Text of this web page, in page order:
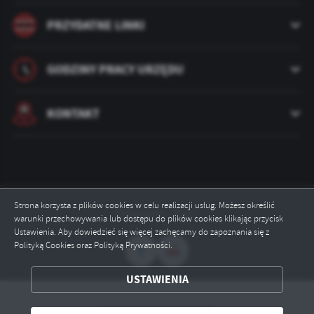
Strona korzysta z plików cookies w celu realizacji usług. Możesz określić
warunki przechowywania lub dostępu do plików cookies klikając przycisk
Ustawienia. Aby dowiedzieć się więcej zachęcamy do zapoznania się z
Polityką Cookies oraz Polityką Prywatności.
USTAWIENIA
ZAPISZ WYBRANE
PRZYDATNE LINKI
GODZINY PRACY URZĘDU
KONTAKT
Odwiedzin: 35217
Copyright by pepowo.pl